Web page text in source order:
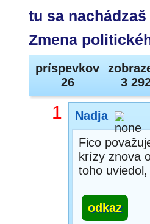
tu sa nachádzaš
Zmena
príspevkov
26
3
1 Nadja
Fico
krízy znova
toho uviedol,
odkaz